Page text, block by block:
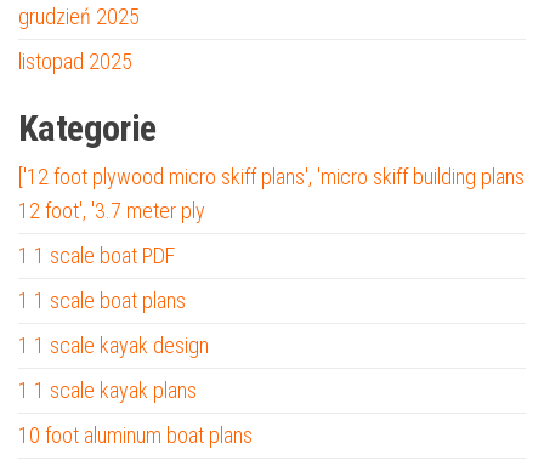
grudzień 2025
listopad 2025
Kategorie
['12 foot plywood micro skiff plans', 'micro skiff building plans
12 foot', '3.7 meter ply
1 1 scale boat PDF
1 1 scale boat plans
1 1 scale kayak design
1 1 scale kayak plans
10 foot aluminum boat plans